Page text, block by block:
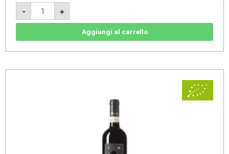
-
Notte
2021
-
Rosso
Cantine
+
Aggiungi al carrello